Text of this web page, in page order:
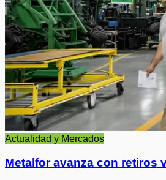
Actualidad y Mercados
Metalfor avanza con retiros